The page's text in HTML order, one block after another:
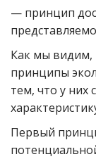
— принцип
Как мы
принципы
тем, что у них
Первый